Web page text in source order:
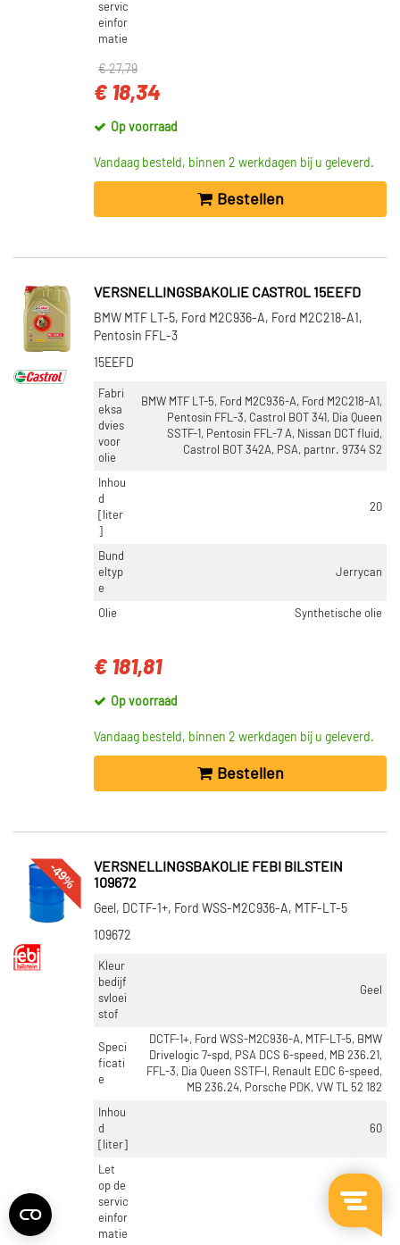
servic
einfor
matie
€ 27,79
€ 18,34
Op voorraad
Vandaag besteld, binnen 2 werkdagen bij u geleverd.
Bestellen
VERSNELLINGSBAKOLIE CASTROL 15EEFD
BMW MTF LT-5, Ford M2C936-A, Ford M2C218-A1,
Pentosin FFL-3
15EEFD
Fabri
eksa
dvies
voor
olie
BMW MTF LT-5, Ford M2C936-A, Ford M2C218-A1,
Pentosin FFL-3, Castrol BOT 341, Dia Queen
SSTF-1, Pentosin FFL-7 A, Nissan DCT fluid,
Castrol BOT 342A, PSA, partnr. 9734 S2
Inhou
d
[liter
20
Bund
eltyp
e
Jerrycan
Olie Synthetische olie
€ 181,81
Op voorraad
Vandaag besteld, binnen 2 werkdagen bij u geleverd.
Bestellen
-49%
VERSNELLINGSBAKOLIE FEBI BILSTEIN
109672
Geel, DCTF-1+, Ford WSS-M2C936-A, MTF-LT-5
109672
Kleur
bedijf
svloei
stof
Geel
Speci
ficati
e
DCTF-1+, Ford WSS-M2C936-A, MTF-LT-5, BMW
Drivelogic 7-spd, PSA DCS 6-speed, MB 236.21,
FFL-3, Dia Queen SSTF-I, Renault EDC 6-speed,
MB 236.24, Porsche PDK, VW TL 52 182
Inhou
d
[liter]
60
Let
op de
servic
einfor
matie